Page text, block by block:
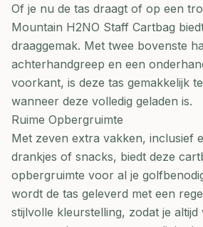
Of je nu de tas draagt of op een
Mountain H2NO Staff Cartbag
draaggemak. Met twee bovenste
achterhandgreep en een
voorkant, is deze tas gemakkelijk
wanneer deze volledig geladen is.
Ruime Opbergruimte
Met zeven extra vakken, inclusief
drankjes of snacks, biedt deze
opbergruimte voor al je
wordt de tas geleverd met een
stijlvolle kleurstelling, zodat je